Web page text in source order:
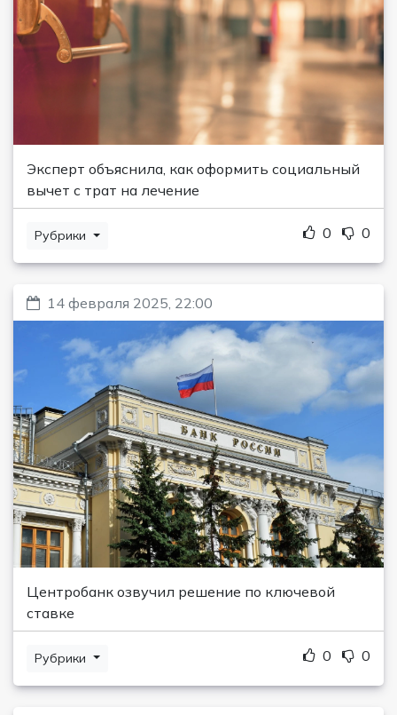
Эксперт объяснила, как оформить социальный
вычет с трат на лечение
Рубрики 0 0
14 февраля 2025, 22:00
Центробанк озвучил решение по ключевой
ставке
Рубрики 0 0